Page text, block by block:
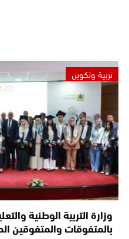
تربية وتكوين
وزارة التربية الوطنية
بالمتفوقات والمتفوقين